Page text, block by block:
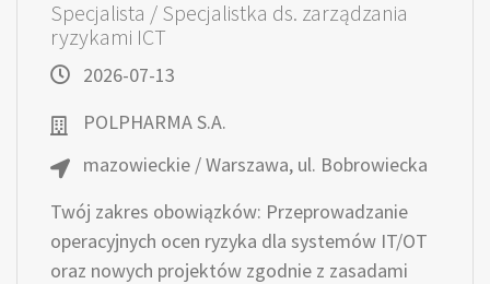
Specjalista / Specjalistka ds. zarządzania
ryzykami ICT
2026-07-13
POLPHARMA S.A.
mazowieckie / Warszawa, ul. Bobrowiecka
Twój zakres obowiązków: Przeprowadzanie
operacyjnych ocen ryzyka dla systemów IT/OT
oraz nowych projektów zgodnie z zasadami